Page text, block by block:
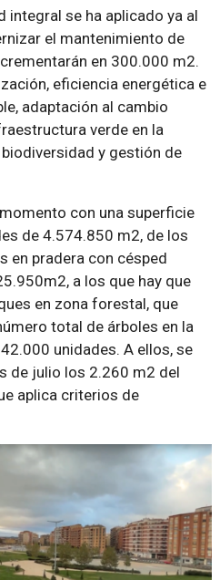
integral se ha aplicado ya al
el mantenimiento de
en 300.000 m2.
eficiencia energética e
adaptación al cambio
verde en la
y gestión de
con una superficie
de 4.574.850 m2, de los
en pradera con césped
a los que hay que
en zona forestal, que
total de árboles en la
unidades. A ellos, se
de julio los 2.260 m2 del
aplica criterios de